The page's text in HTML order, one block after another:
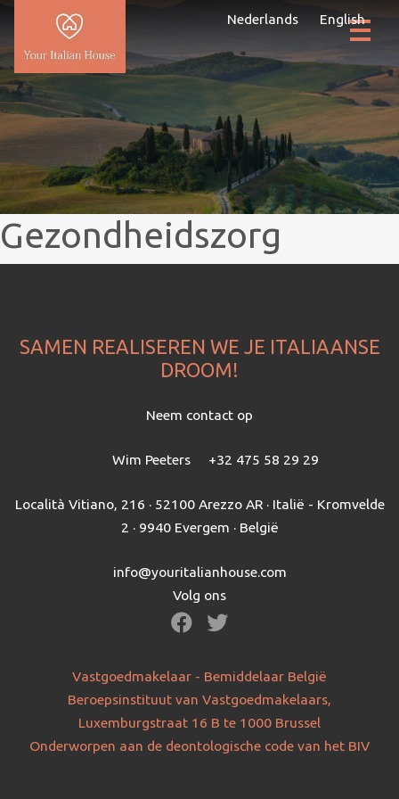
Nederlands English
Gezondheidszorg
SAMEN REALISEREN WE JE ITALIAANSE
DROOM!
Neem contact op
Wim Peeters +32 475 58 29 29
Località Vitiano, 216 · 52100 Arezzo AR · Italië - Kromvelde
2 · 9940 Evergem · België
info@youritalianhouse.com
Volg ons
Vastgoedmakelaar - Bemiddelaar België
Beroepsinstituut van Vastgoedmakelaars,
Luxemburgstraat 16 B te 1000 Brussel
Onderworpen aan de deontologische code van het BIV